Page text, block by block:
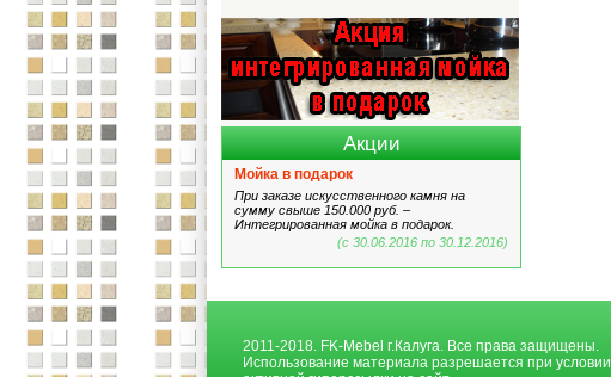
Акции
Мойка в подарок
При заказе искусственного камня на
сумму свыше 150.000 руб. –
Интегрированная мойка в подарок.
(с 30.06.2016 по 30.12.2016)
2011-2018. FK-Mebel г.Калуга. Все права защищены.
Использование материала разрешается при условии